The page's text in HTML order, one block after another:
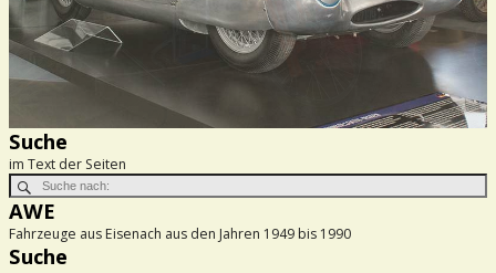
Suche
im Text der Seiten
AWE
Fahrzeuge aus Eisenach aus den Jahren 1949 bis 1990
Suche